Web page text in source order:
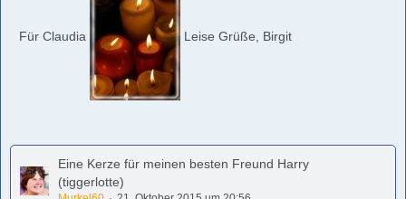
Für Claudia Leise Grüße, Birgit
Eine Kerze für meinen besten Freund Harry
(tiggerlotte)